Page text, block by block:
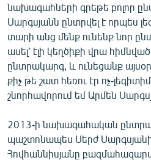
Հայերեն
English
Русский
ՀԵՏԵՎԵՔ ՄԵԶ
նախագահների գրեթե բոլոր
Սարգսյանն ընտրվել է որպես
տարի անց մենք ունենք նոր
ասել՝ էլի կեղծիքի վրա
ընտրակարգ, և ունեցանք այսօր
քիչ թե շատ հեռու էր ոչ-
շնորհավորում եմ Արմեն
2013-ի նախագահական
պաշտոնապես Սերժ
Հովհաննիսյանը